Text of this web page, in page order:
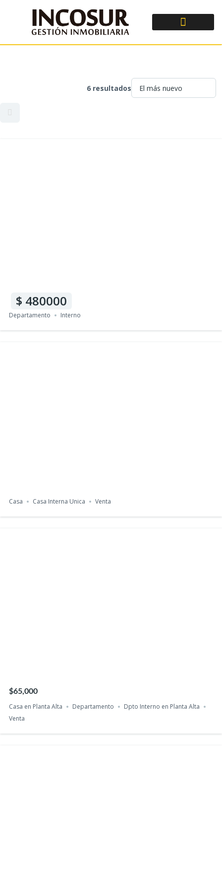
6 resultados
480000
Departamento Interno
Casa Casa Interna Unica Venta
$65,000
Casa en Planta Alta Departamento
Dpto Interno en Planta Alta
Venta